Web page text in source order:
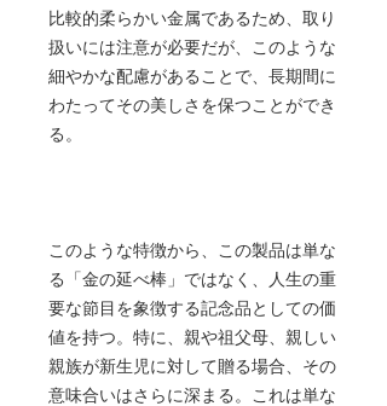
比較的柔らかい金属であるため、取り
扱いには注意が必要だが、このような
細やかな配慮があることで、長期間に
わたってその美しさを保つことができ
る。
このような特徴から、この製品は単な
る「金の延べ棒」ではなく、人生の重
要な節目を象徴する記念品としての価
値を持つ。特に、親や祖父母、親しい
親族が新生児に対して贈る場合、その
意味合いはさらに深まる。これは単な